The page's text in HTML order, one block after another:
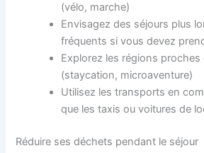
(vélo, marche)
Envisagez des séjours plus
fréquents si vous devez
Explorez les régions proches
(staycation, microaventure)
Utilisez les transports en
que les taxis ou voitures de
Réduire ses déchets pendant le séjour